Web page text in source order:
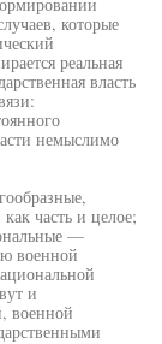
которые
реальная
власть
немыслимо
часть и целое;
—
военной
и
военной